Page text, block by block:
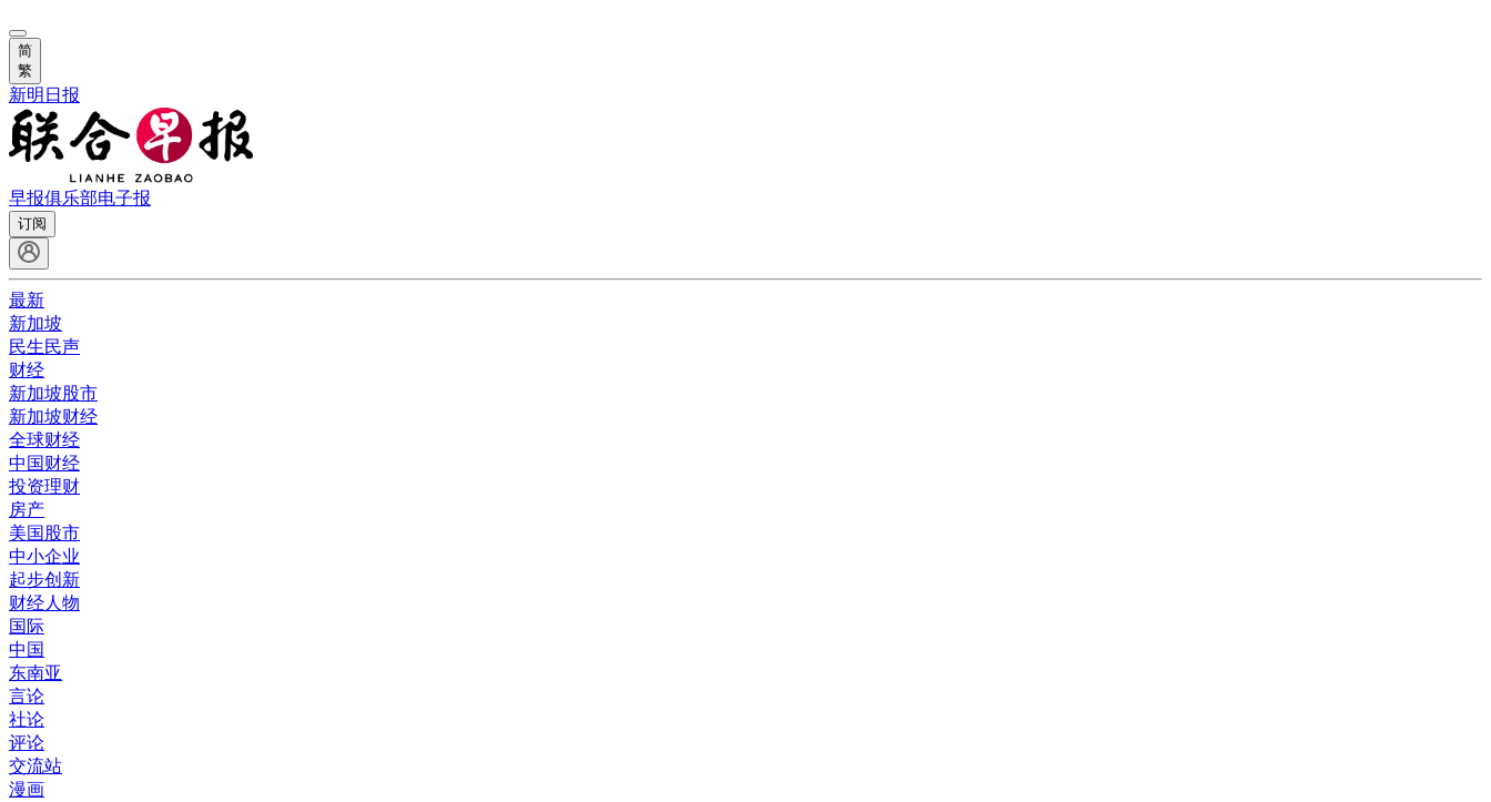
简
繁
新明日报
早报俱乐部电子报
订阅
最新
新加坡
民生民声
财经
新加坡股市
新加坡财经
全球财经
中国财经
投资理财
房产
美国股市
中小企业
起步创新
财经人物
国际
中国
东南亚
言论
社论
评论
交流站
漫画